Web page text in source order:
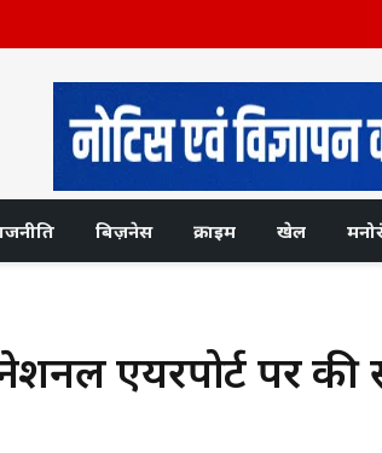
बिज़नेस क्राइम खेल
एयरपोर्ट पर